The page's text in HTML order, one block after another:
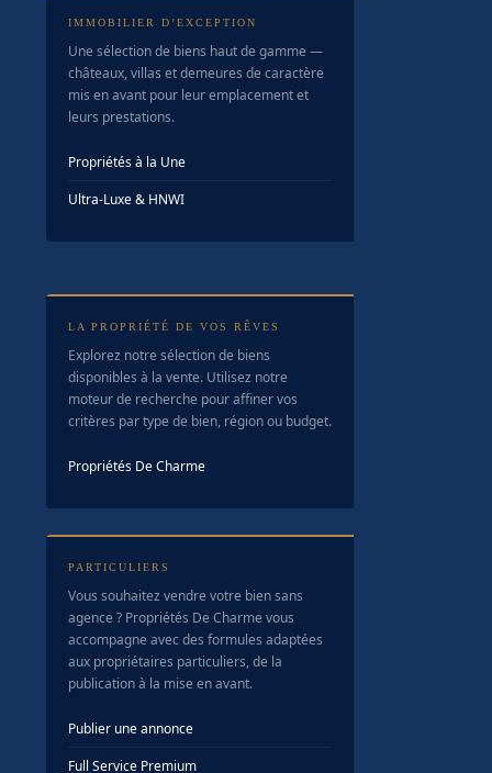
IMMOBILIER D’EXCEPTION
Une sélection de biens haut de gamme —
châteaux, villas et demeures de caractère
mis en avant pour leur emplacement et
leurs prestations.
Propriétés à la Une
Ultra-Luxe & HNWI
LA PROPRIÉTÉ DE VOS RÊVES
Explorez notre sélection de biens
disponibles à la vente. Utilisez notre
moteur de recherche pour affiner vos
critères par type de bien, région ou budget.
Propriétés De Charme
PARTICULIERS
Vous souhaitez vendre votre bien sans
agence ? Propriétés De Charme vous
accompagne avec des formules adaptées
aux propriétaires particuliers, de la
publication à la mise en avant.
Publier une annonce
Full Service Premium